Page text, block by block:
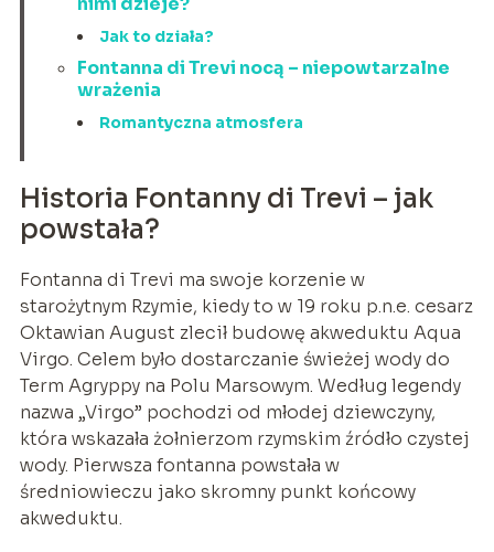
Jak to działa?
Fontanna di Trevi nocą – niepowtarzalne
wrażenia
Romantyczna atmosfera
Historia Fontanny di Trevi – jak
powstała?
Fontanna di Trevi ma swoje korzenie w
starożytnym Rzymie, kiedy to w 19 roku p.n.e. cesarz
Oktawian August zlecił budowę akweduktu Aqua
Virgo. Celem było dostarczanie świeżej wody do
Term Agryppy na Polu Marsowym. Według legendy
nazwa „Virgo” pochodzi od młodej dziewczyny,
która wskazała żołnierzom rzymskim źródło czystej
wody. Pierwsza fontanna powstała w
średniowieczu jako skromny punkt końcowy
akweduktu.